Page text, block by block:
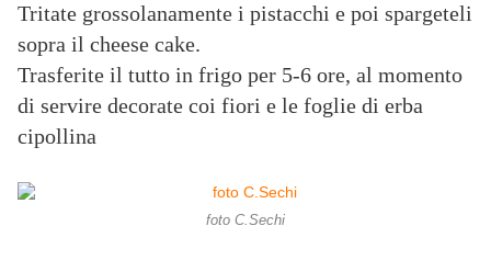
Tritate grossolanamente i pistacchi e poi spargeteli
sopra il cheese cake.
Trasferite il tutto in frigo per 5-6 ore, al momento
di servire decorate coi fiori e le foglie di erba
cipollina
foto C.Sechi